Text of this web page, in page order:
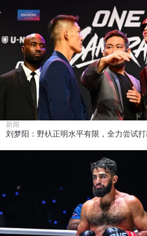
新闻
刘梦阳：野杁正明水平有限，全力尝试打